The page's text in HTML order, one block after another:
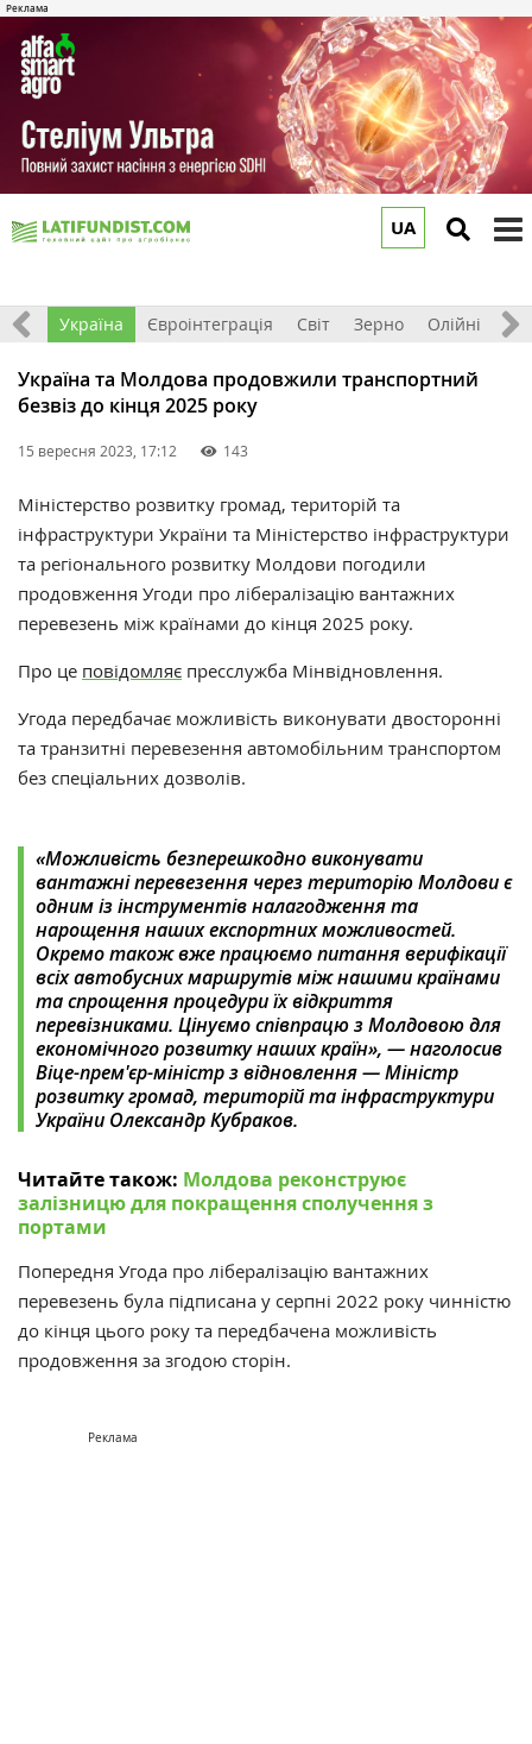
UA
Все Україна Євроінтеграція Світ Зерно Олійні
Україна та Молдова продовжили транспортний
безвіз до кінця 2025 року
15 вересня 2023, 17:12 143
Міністерство розвитку громад, територій та
інфраструктури України та Міністерство інфраструктури
та регіонального розвитку Молдови погодили
продовження Угоди про лібералізацію вантажних
перевезень між країнами до кінця 2025 року.
Про це повідомляє пресслужба Мінвідновлення.
Угода передбачає можливість виконувати двосторонні
та транзитні перевезення автомобільним транспортом
без спеціальних дозволів.
«Можливість безперешкодно виконувати
вантажні перевезення через територію Молдови є
одним із інструментів налагодження та
нарощення наших експортних можливостей.
Окремо також вже працюємо питання верифікації
всіх автобусних маршрутів між нашими країнами
та спрощення процедури їх відкриття
перевізниками. Цінуємо співпрацю з Молдовою для
економічного розвитку наших країн», — наголосив
Віце-прем'єр-міністр з відновлення — Міністр
розвитку громад, територій та інфраструктури
України Олександр Кубраков.
Читайте також: Молдова реконструює
залізницю для покращення сполучення з
портами
Попередня Угода про лібералізацію вантажних
перевезень була підписана у серпні 2022 року чинністю
до кінця цього року та передбачена можливість
продовження за згодою сторін.
Реклама